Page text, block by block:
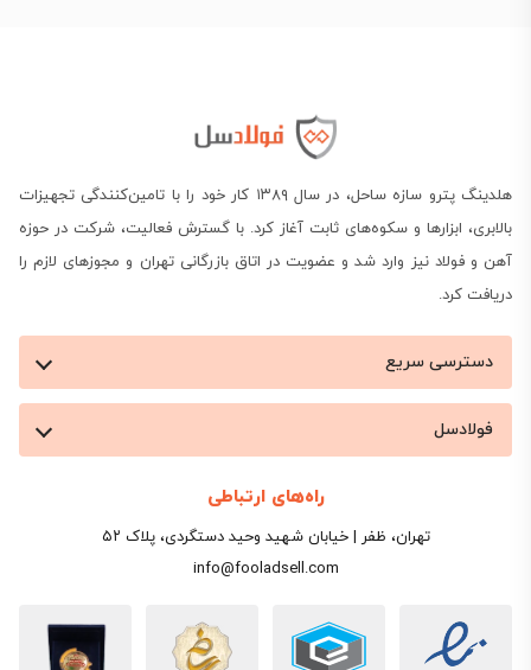
هلدینگ پترو سازه ساحل، در سال ۱۳۸۹ کار خود را با تامین‌کنندگی تجهیزات
بالابری، ابزارها و سکوه‌های ثابت آغاز کرد. با گسترش فعالیت، شرکت در حوزه
آهن و فولاد نیز وارد شد و عضویت در اتاق بازرگانی تهران و مجوزهای لازم را
دریافت کرد.
دسترسی سریع
فولادسل
راه‌های ارتباطی
تهران، ظفر | خیابان شهید وحید دستگردی، پلاک ۵۲
info@fooladsell.com